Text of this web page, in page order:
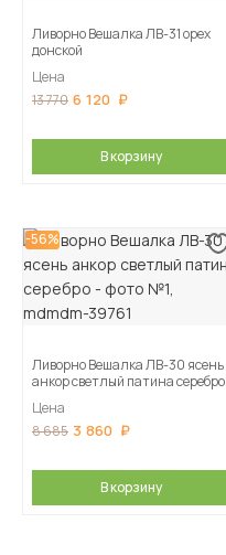
Ливорно Вешалка ЛВ-31 орех
донской
Цена
13 770 6 120
В корзину
-56%
Ливорно Вешалка ЛВ-30 ясень
анкор светлый патина серебро
Цена
8 685 3 860
В корзину